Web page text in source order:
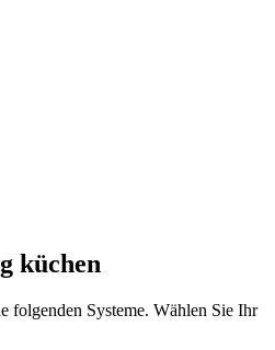
küchen
folgenden Systeme. Wählen Sie Ihr